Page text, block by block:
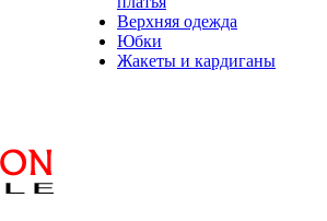
Верхняя одежда
Юбки
Жакеты и кардиганы